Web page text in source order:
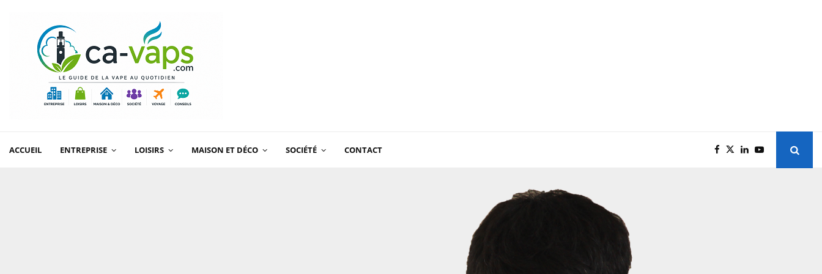
ACCUEIL ENTREPRISE LOISIRS MAISON ET DÉCO SOCIÉTÉ CONTACT